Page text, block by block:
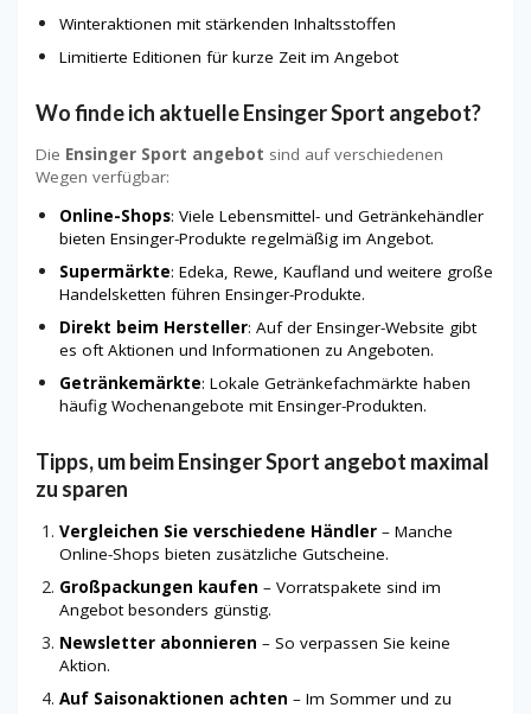
Winteraktionen mit stärkenden Inhaltsstoffen
Limitierte Editionen für kurze Zeit im Angebot
Wo finde ich aktuelle Ensinger Sport angebot?
Die Ensinger Sport angebot sind auf verschiedenen
Wegen verfügbar:
Online-Shops: Viele Lebensmittel- und Getränkehändler
bieten Ensinger-Produkte regelmäßig im Angebot.
Supermärkte: Edeka, Rewe, Kaufland und weitere große
Handelsketten führen Ensinger-Produkte.
Direkt beim Hersteller: Auf der Ensinger-Website gibt
es oft Aktionen und Informationen zu Angeboten.
Getränkemärkte: Lokale Getränkefachmärkte haben
häufig Wochenangebote mit Ensinger-Produkten.
Tipps, um beim Ensinger Sport angebot maximal
zu sparen
Vergleichen Sie verschiedene Händler – Manche
Online-Shops bieten zusätzliche Gutscheine.
Großpackungen kaufen – Vorratspakete sind im
Angebot besonders günstig.
Newsletter abonnieren – So verpassen Sie keine
Aktion.
Auf Saisonaktionen achten – Im Sommer und zu